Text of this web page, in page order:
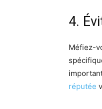
4.
Méfiez-
réputée